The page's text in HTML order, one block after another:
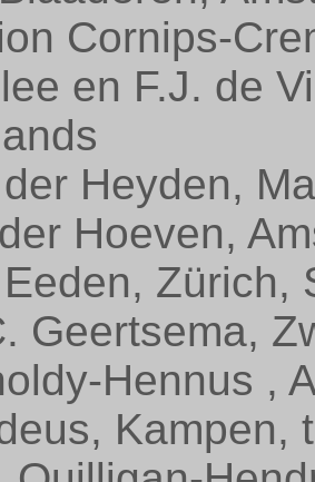
Cornips-
en F.J. de
Heyden,
Hoeven,
Zürich,
Geertsema,
Hennus ,
Kampen,